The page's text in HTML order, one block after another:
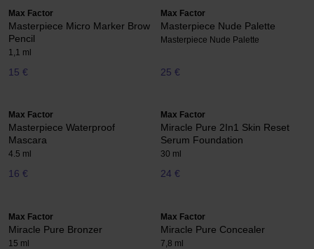
Max Factor
Masterpiece Micro Marker Brow
Pencil
1,1 ml
15 €
Max Factor
Masterpiece Nude Palette
Masterpiece Nude Palette
25 €
Max Factor
Masterpiece Waterproof
Mascara
4.5 ml
16 €
Max Factor
Miracle Pure 2In1 Skin Reset
Serum Foundation
30 ml
24 €
Max Factor
Miracle Pure Bronzer
15 ml
Max Factor
Miracle Pure Concealer
7,8 ml